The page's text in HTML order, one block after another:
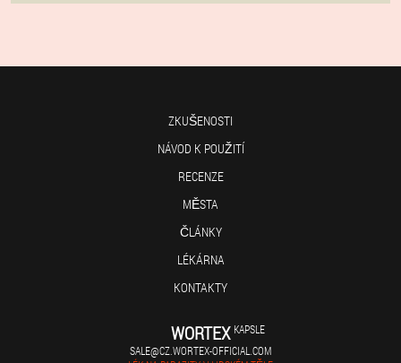
ZKUŠENOSTI
NÁVOD K POUŽITÍ
RECENZE
MĚSTA
ČLÁNKY
LÉKÁRNA
KONTAKTY
WORTEX KAPSLE
SALE@CZ.WORTEX-OFFICIAL.COM